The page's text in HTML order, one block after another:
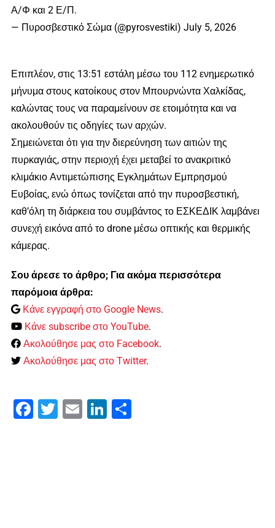
Α/Φ και 2 Ε/Π.
— Πυροσβεστικό Σώμα (@pyrosvestiki) July 5, 2026
Επιπλέον, στις 13:51 εστάλη μέσω του 112 ενημερωτικό
μήνυμα στους κατοίκους στον Μπουρνώντα Χαλκίδας,
καλώντας τους να παραμείνουν σε ετοιμότητα και να
ακολουθούν τις οδηγίες των αρχών.
Σημειώνεται ότι για την διερεύνηση των αιτιών της
πυρκαγιάς, στην περιοχή έχει μεταβεί το ανακριτικό
κλιμάκιο Αντιμετώπισης Εγκλημάτων Εμπρησμού
Ευβοίας, ενώ όπως τονίζεται από την πυροσβεστική,
καθ’όλη τη διάρκεια του συμβάντος το ΕΣΚΕΔΙΚ λαμβάνει
συνεχή εικόνα από το drone μέσω οπτικής και θερμικής
κάμερας.
Σου άρεσε το άρθρο; Για ακόμα περισσότερα
παρόμοια άρθρα:
Κάνε εγγραφή στο Google News.
Κάνε subscribe στο YouTube.
Ακολούθησε μας στο Facebook.
Ακολούθησε μας στο Twitter.
Facebook
Twitter Email LinkedIn